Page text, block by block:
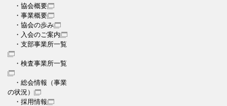
・協会概要
・事業概要
・協会の歩み
・入会のご案内
・支部事業所一覧
・検査事業所一覧
・総会情報（事業
の状況）
・採用情報